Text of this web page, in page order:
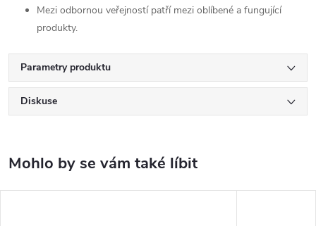
Mezi odbornou veřejností patří mezi oblíbené a fungující
produkty.
Parametry produktu
Diskuse